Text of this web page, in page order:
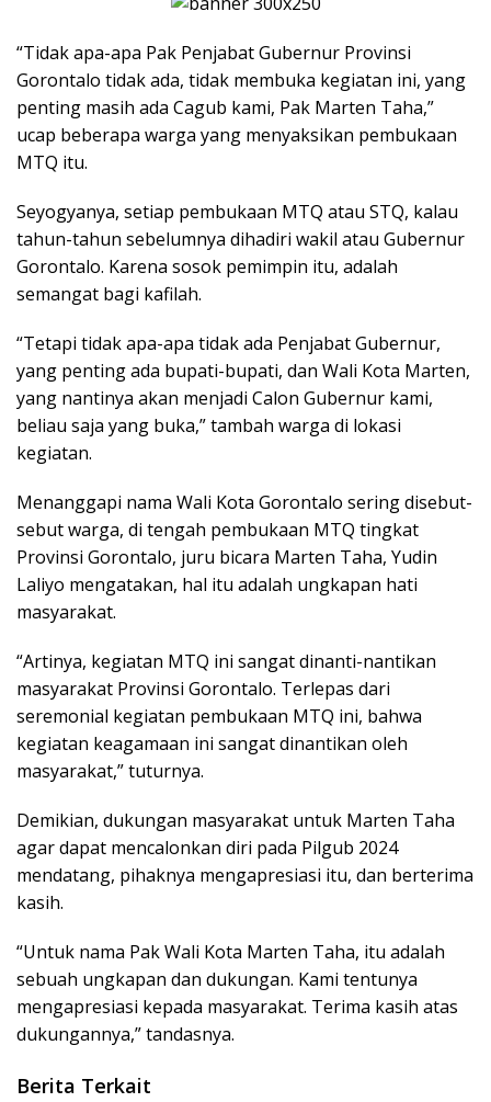
“Tidak apa-apa Pak Penjabat Gubernur Provinsi
Gorontalo tidak ada, tidak membuka kegiatan ini, yang
penting masih ada Cagub kami, Pak Marten Taha,”
ucap beberapa warga yang menyaksikan pembukaan
MTQ itu.
Seyogyanya, setiap pembukaan MTQ atau STQ, kalau
tahun-tahun sebelumnya dihadiri wakil atau Gubernur
Gorontalo. Karena sosok pemimpin itu, adalah
semangat bagi kafilah.
“Tetapi tidak apa-apa tidak ada Penjabat Gubernur,
yang penting ada bupati-bupati, dan Wali Kota Marten,
yang nantinya akan menjadi Calon Gubernur kami,
beliau saja yang buka,” tambah warga di lokasi
kegiatan.
Menanggapi nama Wali Kota Gorontalo sering disebut-
sebut warga, di tengah pembukaan MTQ tingkat
Provinsi Gorontalo, juru bicara Marten Taha, Yudin
Laliyo mengatakan, hal itu adalah ungkapan hati
masyarakat.
“Artinya, kegiatan MTQ ini sangat dinanti-nantikan
masyarakat Provinsi Gorontalo. Terlepas dari
seremonial kegiatan pembukaan MTQ ini, bahwa
kegiatan keagamaan ini sangat dinantikan oleh
masyarakat,” tuturnya.
Demikian, dukungan masyarakat untuk Marten Taha
agar dapat mencalonkan diri pada Pilgub 2024
mendatang, pihaknya mengapresiasi itu, dan berterima
kasih.
“Untuk nama Pak Wali Kota Marten Taha, itu adalah
sebuah ungkapan dan dukungan. Kami tentunya
mengapresiasi kepada masyarakat. Terima kasih atas
dukungannya,” tandasnya.
Berita Terkait